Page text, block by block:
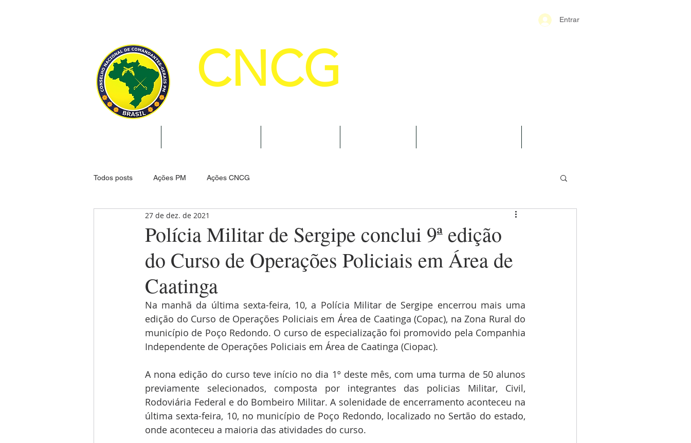
Entrar
CNCG
Todos posts Ações PM Ações CNCG
Polícia Militar de Sergipe conclui 9ª edição
do Curso de Operações Policiais em Área de
Caatinga
27 de dez. de 2021
Na manhã da última sexta-feira, 10, a Polícia Militar de Sergipe encerrou mais uma
edição do Curso de Operações Policiais em Área de Caatinga (Copac), na Zona Rural do
município de Poço Redondo. O curso de especialização foi promovido pela Companhia
Independente de Operações Policiais em Área de Caatinga (Ciopac).
A nona edição do curso teve início no dia 1º deste mês, com uma turma de 50 alunos
previamente selecionados, composta por integrantes das policias Militar, Civil,
Rodoviária Federal e do Bombeiro Militar. A solenidade de encerramento aconteceu na
última sexta-feira, 10, no município de Poço Redondo, localizado no Sertão do estado,
onde aconteceu a maioria das atividades do curso.